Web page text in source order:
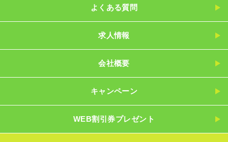
よくある質問
求人情報
会社概要
キャンペーン
WEB割引券プレゼント